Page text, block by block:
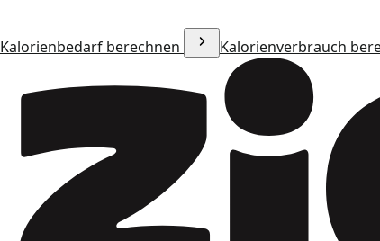
Kalorienbedarf berechnen Kalorienverbrauch